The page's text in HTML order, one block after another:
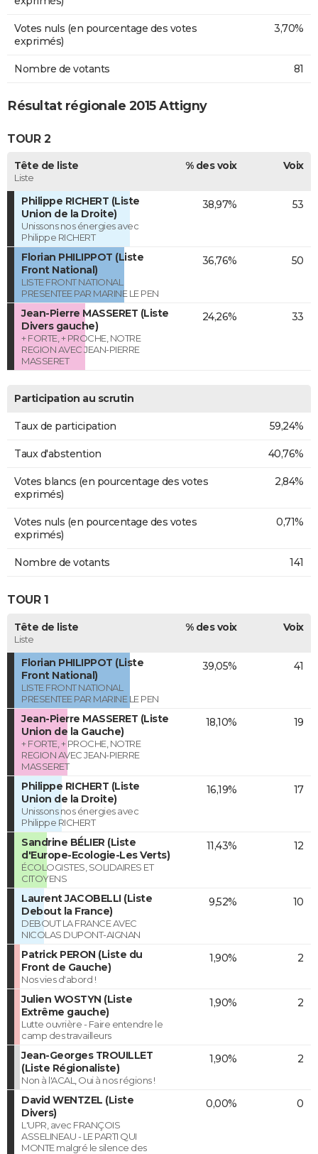
Votes nuls (en pourcentage des votes
exprimés)
3,70%
Nombre de votants 81
Résultat régionale 2015 Attigny
TOUR 2
Tête de liste
Liste
% des voix Voix
Philippe RICHERT (Liste
Union de la Droite)
Unissons nos énergies avec
Philippe RICHERT
38,97% 53
Florian PHILIPPOT (Liste
Front National)
LISTE FRONT NATIONAL
PRESENTEE PAR MARINE LE PEN
36,76% 50
Jean-Pierre MASSERET (Liste
Divers gauche)
+ FORTE, + PROCHE, NOTRE
REGION AVEC JEAN-PIERRE
MASSERET
24,26% 33
Participation au scrutin
Taux de participation 59,24%
Taux d'abstention 40,76%
Votes blancs (en pourcentage des votes
exprimés)
2,84%
Votes nuls (en pourcentage des votes
exprimés)
0,71%
Nombre de votants 141
TOUR 1
Tête de liste
Liste
% des voix Voix
Florian PHILIPPOT (Liste
Front National)
LISTE FRONT NATIONAL
PRESENTEE PAR MARINE LE PEN
39,05% 41
Jean-Pierre MASSERET (Liste
Union de la Gauche)
+ FORTE, + PROCHE, NOTRE
REGION AVEC JEAN-PIERRE
MASSERET
18,10% 19
Philippe RICHERT (Liste
Union de la Droite)
Unissons nos énergies avec
Philippe RICHERT
16,19% 17
Sandrine BÉLIER (Liste
d'Europe-Ecologie-Les Verts)
ÉCOLOGISTES, SOLIDAIRES ET
CITOYENS
11,43% 12
Laurent JACOBELLI (Liste
Debout la France)
DEBOUT LA FRANCE AVEC
NICOLAS DUPONT-AIGNAN
9,52% 10
Patrick PERON (Liste du
Front de Gauche)
Nos vies d'abord !
1,90% 2
Julien WOSTYN (Liste
Extrême gauche)
Lutte ouvrière - Faire entendre le
camp des travailleurs
1,90% 2
Jean-Georges TROUILLET
(Liste Régionaliste)
Non à l'ACAL, Oui à nos régions !
1,90% 2
David WENTZEL (Liste
Divers)
L'UPR, avec FRANÇOIS
ASSELINEAU - LE PARTI QUI
MONTE malgré le silence des
0,00% 0